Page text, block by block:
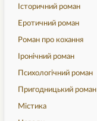
Історичний роман
Еротичний роман
Роман про кохання
Іронічний роман
Психологічний роман
Пригодницький роман
Містика